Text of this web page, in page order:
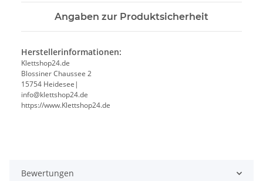
Angaben zur Produktsicherheit
Herstellerinformationen:
Klettshop24.de
Blossiner Chaussee 2
15754 Heidesee|
info@klettshop24.de
https://www.Klettshop24.de
Bewertungen